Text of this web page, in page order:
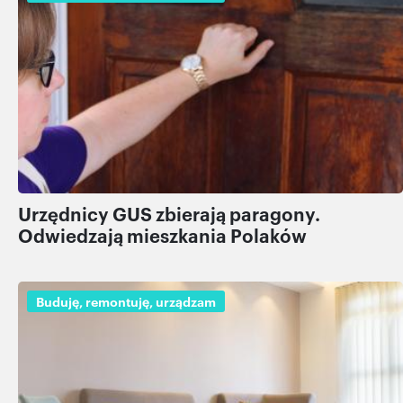
Urzędnicy GUS zbierają paragony.
Odwiedzają mieszkania Polaków
Buduję, remontuję, urządzam